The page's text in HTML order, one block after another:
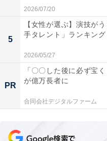
この記事の筆者：田中 寛
一橋大学大学院社会学研
職。地方公共団体の情報
株式会社アマノートを設
書サービスの運営、SEO
のコンテンツ制作に携わる
次ページ 9位
2026/07/20
5
【女性が選ぶ】演技が
手タレント」ランキング
2026/05/27
PR
「〇〇した後に必ず宝
が億万長者に
合同会社デジタルファーム